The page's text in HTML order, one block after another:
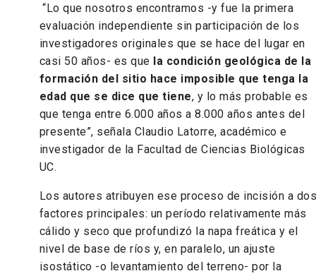
“Lo que nosotros encontramos -y fue la primera
evaluación independiente sin participación de los
investigadores originales que se hace del lugar en
casi 50 años- es que la condición geológica de la
formación del sitio hace imposible que tenga la
edad que se dice que tiene, y lo más probable es
que tenga entre 6.000 años a 8.000 años antes del
presente”, señala Claudio Latorre, académico e
investigador de la Facultad de Ciencias Biológicas
UC.
Los autores atribuyen ese proceso de incisión a
factores principales: un período relativamente más
cálido y seco que profundizó la napa freática y el
nivel de base de ríos y, en paralelo, un ajuste
isostático -o levantamiento del terreno- por la